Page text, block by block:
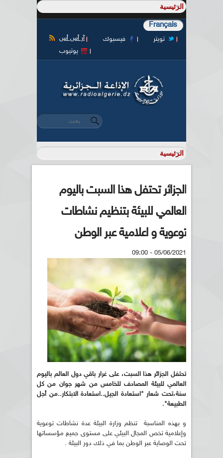
Français
آر أس أس فيسبوك
تويتر
يوتيوب
استمارة البحث
‏بحث ‏
الجزائر تحتفل هذا السبت باليوم
العالمي للبيئة بتنظيم نشاطات
توعوية و اعلامية عبر الوطن
05/06/2021 - 09:00
تحتفل الجزائر هذا السبت، على غرار باقي دول العالم باليوم
العالمي للبيئة المصادف للخامس من شهر جوان من كل
سنة،تحت شعار "استعادة الجيل..استعادة الابتكار..من أجل
الطبيعة".
و بهذه المناسبة تنظم وزارة البيئة عدة نشاطات توعوية
وإعلامية تخص المجال البيئي على مستوى جميع مؤسساتها
تحت الوصاية عبر الوطن بما في ذلك دور البيئة .